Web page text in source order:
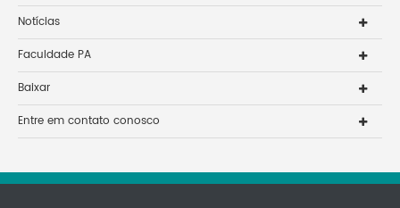
Notícias
Faculdade PA
Baixar
Entre em contato conosco